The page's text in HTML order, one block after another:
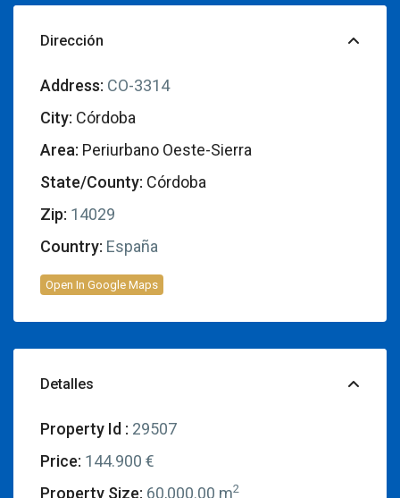
Dirección
Address: CO-3314
City: Córdoba
Area: Periurbano Oeste-Sierra
State/County: Córdoba
Zip: 14029
Country: España
Open In Google Maps
Detalles
Property Id : 29507
Price: 144.900 €
Property Size: 60,000.00 m2